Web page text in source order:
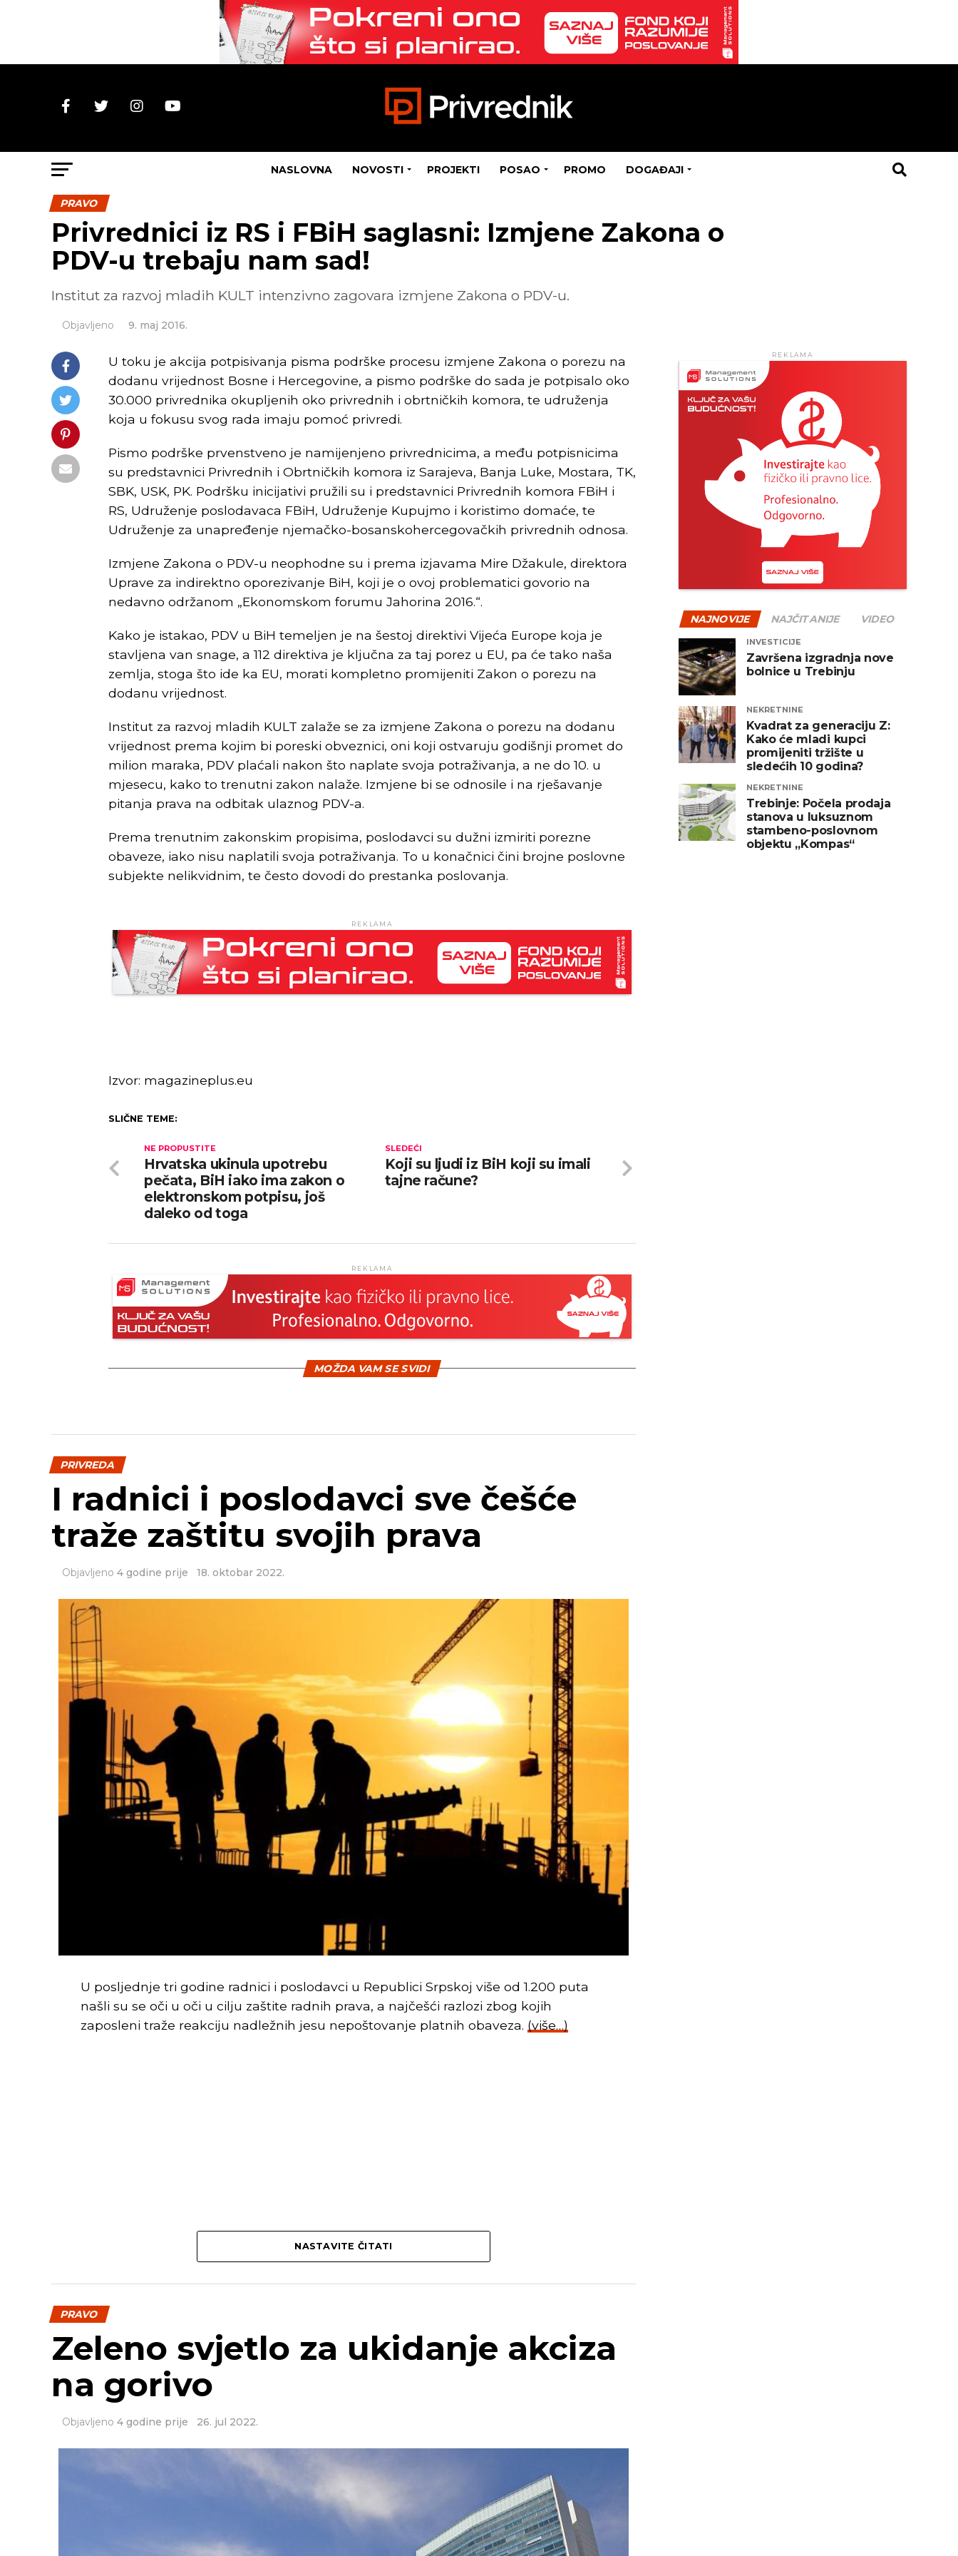
NASLOVNA NOVOSTI PROJEKTI POSAO PROMO DOGAĐAJI
PRAVO
Privrednici iz RS i FBiH saglasni: Izmjene Zakona o
PDV-u trebaju nam sad!
Institut za razvoj mladih KULT intenzivno zagovara izmjene Zakona o PDV-u.
Objavljeno 9. maj 2016.
U toku je akcija potpisivanja pisma podrške procesu izmjene Zakona o porezu na
dodanu vrijednost Bosne i Hercegovine, a pismo podrške do sada je potpisalo oko
30.000 privrednika okupljenih oko privrednih i obrtničkih komora, te udruženja
koja u fokusu svog rada imaju pomoć privredi.
Pismo podrške prvenstveno je namijenjeno privrednicima, a među potpisnicima
su predstavnici Privrednih i Obrtničkih komora iz Sarajeva, Banja Luke, Mostara, TK,
SBK, USK, PK. Podršku inicijativi pružili su i predstavnici Privrednih komora FBiH i
RS, Udruženje poslodavaca FBiH, Udruženje Kupujmo i koristimo domaće, te
Udruženje za unapređenje njemačko-bosanskohercegovačkih privrednih odnosa.
Izmjene Zakona o PDV-u neophodne su i prema izjavama Mire Džakule, direktora
Uprave za indirektno oporezivanje BiH, koji je o ovoj problematici govorio na
nedavno održanom „Ekonomskom forumu Jahorina 2016.“.
Kako je istakao, PDV u BiH temeljen je na šestoj direktivi Vijeća Europe koja je
stavljena van snage, a 112 direktiva je ključna za taj porez u EU, pa će tako naša
zemlja, stoga što ide ka EU, morati kompletno promijeniti Zakon o porezu na
dodanu vrijednost.
Institut za razvoj mladih KULT zalaže se za izmjene Zakona o porezu na dodanu
vrijednost prema kojim bi poreski obveznici, oni koji ostvaruju godišnji promet do
milion maraka, PDV plaćali nakon što naplate svoja potraživanja, a ne do 10. u
mjesecu, kako to trenutni zakon nalaže. Izmjene bi se odnosile i na rješavanje
pitanja prava na odbitak ulaznog PDV-a.
Prema trenutnim zakonskim propisima, poslodavci su dužni izmiriti porezne
obaveze, iako nisu naplatili svoja potraživanja. To u konačnici čini brojne poslovne
subjekte nelikvidnim, te često dovodi do prestanka poslovanja.
REKLAMA
Izvor: magazineplus.eu
SLIČNE TEME:
SLEDEĆI
Koji su ljudi iz BiH koji su imali
tajne račune?
NE PROPUSTITE
Hrvatska ukinula upotrebu
pečata, BiH iako ima zakon o
elektronskom potpisu, još
daleko od toga
REKLAMA
MOŽDA VAM SE SVIDI
PRIVREDA
I radnici i poslodavci sve češće
traže zaštitu svojih prava
Objavljeno 4 godine prije 18. oktobar 2022.
U posljednje tri godine radnici i poslodavci u Republici Srpskoj više od 1.200 puta
našli su se oči u oči u cilju zaštite radnih prava, a najčešći razlozi zbog kojih
zaposleni traže reakciju nadležnih jesu nepoštovanje platnih obaveza. (više…)
NASTAVITE ČITATI
PRAVO
Zeleno svjetlo za ukidanje akciza
na gorivo
Objavljeno 4 godine prije 26. jul 2022.
REKLAMA
NAJNOVIJE NAJČITANIJE VIDEO
INVESTICIJE
Završena izgradnja nove
bolnice u Trebinju
NEKRETNINE
Kvadrat za generaciju Z:
Kako će mladi kupci
promijeniti tržište u
sledećih 10 godina?
NEKRETNINE
Trebinje: Počela prodaja
stanova u luksuznom
stambeno-poslovnom
objektu „Kompas“